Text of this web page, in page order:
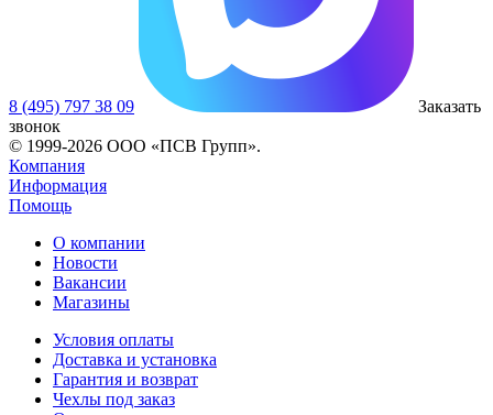
8 (495) 797 38 09
Заказать
звонок
© 1999-2026 ООО «ПСВ Групп».
Компания
Информация
Помощь
О компании
Новости
Вакансии
Магазины
Условия оплаты
Доставка и установка
Гарантия и возврат
Чехлы под заказ